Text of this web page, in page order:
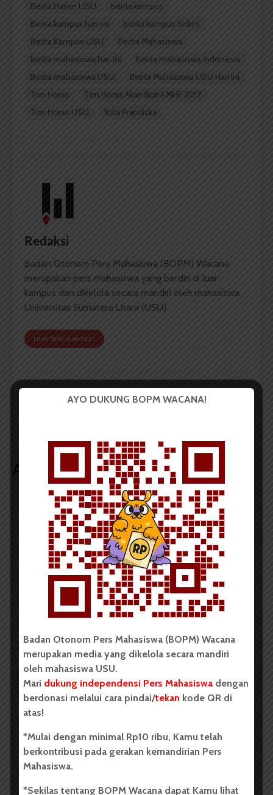
Berita Harian USU
berita kampus
Berita kampus hari ini
berita kampus terkini
Berita Kampus USU
Berita Mahasiswa
berita mahasiswa hari ini
berita mahasiswa indonesia
Berita mahasiswa USU
Berita Mahasiswa USU Hari Ini
Tim Horas
Tim Horas Akan Ikuti KMHE 2017
Tim Horas USU
Yulia Pransiska
Redaksi
Badan Otonom Pers Mahasiswa (BOPM) Wacana
merupakan pers mahasiswa yang berdiri di luar
kampus dan dikelola secara mandiri oleh mahasiswa
Universitas Sumatera Utara (USU).
LIHAT SEMUA ARTIKEL
Sosiologi Lantik
Pemira 15 Juni
Artikel terkait lain
BERITA KAMPUS
Tim Mahasiswa USU Raih Juara I
Vokal Grup Pada PEKSIMIDA 2026
Dark Mode | Moda Gelap
Oleh: Cyntia Lorena Br Tarigan USU, wacana.org –
Tim mahasiswa Universitas Sumatera Utara...
Redaksi 2 menit waktu baca
BERITA KAMPUS
BPDP Sosialisasikan Lomba Riset
Mahasiswa 2026, Dorong Inovasi
Penelitian dalam Sektor
Perkebunan
AYO DUKUNG BOPM WACANA!
Badan Otonom Pers Mahasiswa (BOPM) Wacana
merupakan media yang dikelola secara mandiri
oleh mahasiswa USU.
Mari dukung independensi Pers Mahasiswa dengan
berdonasi melalui cara pindai/tekan kode QR di
atas!
*Mulai dengan minimal Rp10 ribu, Kamu telah
berkontribusi pada gerakan kemandirian Pers
Mahasiswa.
*Sekilas tentang BOPM Wacana dapat Kamu lihat